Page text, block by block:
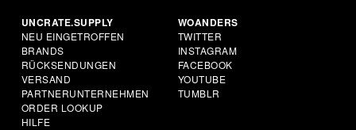
UNCRATE.SUPPLY
NEU EINGETROFFEN
BRANDS
RÜCKSENDUNGEN
VERSAND
PARTNERUNTERNEHMEN
ORDER LOOKUP
HILFE
WOANDERS
TWITTER
INSTAGRAM
FACEBOOK
YOUTUBE
TUMBLR